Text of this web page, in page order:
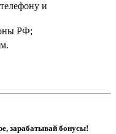
и
РФ;
зарабатывай бонусы!